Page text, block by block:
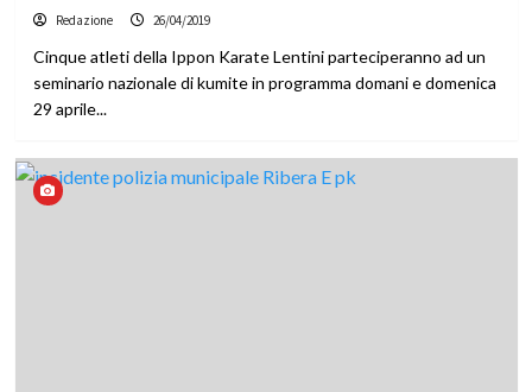
Redazione 26/04/2019
Cinque atleti della Ippon Karate Lentini parteciperanno ad un
seminario nazionale di kumite in programma domani e domenica
29 aprile...